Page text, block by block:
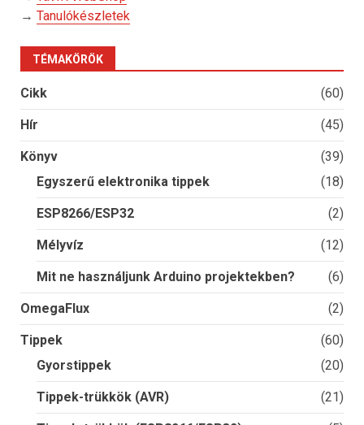
→ Tanulókészletek
TÉMAKÖRÖK
Cikk (60)
Hír (45)
Könyv
(39)
Egyszerű elektronika tippek
(18)
ESP8266/ESP32 (2)
Mélyvíz (12)
Mit ne használjunk Arduino projektekben? (6)
OmegaFlux (2)
Tippek
(60)
Gyorstippek
(20)
Tippek-trükkök (AVR) (21)